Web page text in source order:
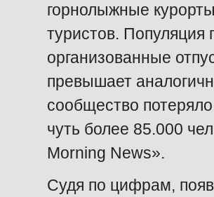
горнолыжные
туристов.
организованные
превышает
сообщество
чуть более 85.000
Morning News».
Судя по цифрам,